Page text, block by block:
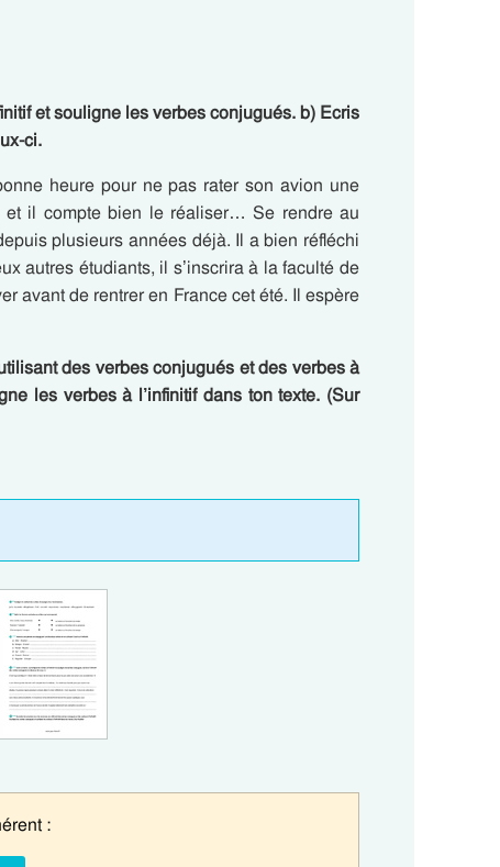
et souligne les verbes conjugués. b) Ecris
ci.
heure pour ne pas rater son avion une
il compte bien le réaliser… Se rendre au
plusieurs années déjà. Il a bien réfléchi
autres étudiants, il s’inscrira à la faculté de
avant de rentrer en France cet été. Il espère
des verbes conjugués et des verbes à
les verbes à l’infinitif dans ton texte. (Sur
: